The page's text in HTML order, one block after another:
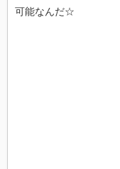
可能なんだ☆